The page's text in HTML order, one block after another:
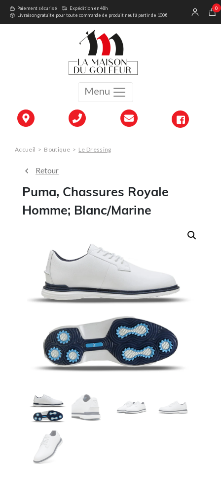
Menu
Paiement sécurisé
Expédition en 48h
Livraison gratuite pour toute commande de produit neuf à partir de 100€
0
Accueil > Boutique > Le Dressing
Retour
Puma, Chassures Royale
Homme; Blanc/Marine